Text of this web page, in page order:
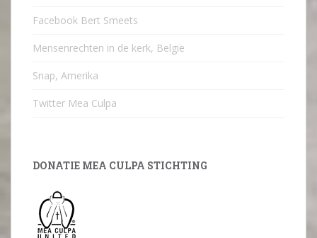
Facebook Bert Smeets
Mensenrechten in de kerk, België
Snap, Amerika
Twitter Mea Culpa
DONATIE MEA CULPA STICHTING